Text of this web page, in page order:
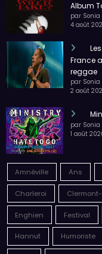
Album
par Sonia
4 août
France
reggae
par
2 août
par Sonia
1 août
Amnéville Ans
Charleroi
Enghien Festival
Hannut Humoriste